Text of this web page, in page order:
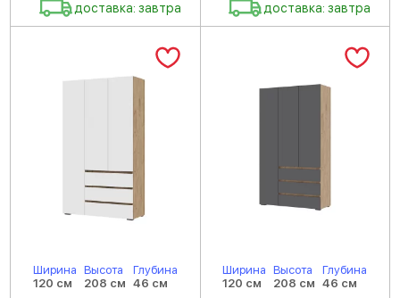
доставка: завтра доставка: завтра
Ширина
120 см
Высота
208 см
Глубина
46 см
Ширина
120 см
Высота
208 см
Глубина
46 см